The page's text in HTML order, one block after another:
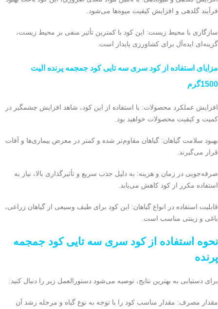
فرآیند گلدهی و افزایش کیفیت میوه‌ها می‌شود.
سازگاری با محیط زیست: این کود با کمترین تأثیر منفی بر محیط زیست،
گزینه‌ای ایده‌آل برای کشاورزی پایدار است.
مزایای استفاده از کود سری سه تایی کود جمجمه پرنده الیت
1500گرم
افزایش عملکرد محصولات: با استفاده از این کود، شاهد افزایش چشمگیر در
کمیت و کیفیت محصولات خواهید بود.
بهبود سلامت گیاهان: گیاهان مقاوم‌تر شده و کمتر در معرض بیماری‌ها و آفات
قرار می‌گیرند.
صرفه‌جویی در زمان و هزینه: به دلیل جذب سریع و تأثیرگذاری بالا، نیاز به
استفاده مکرر از کود کاهش می‌یابد.
قابلیت استفاده در انواع گیاهان: این کود برای طیف وسیعی از گیاهان زراعی،
باغی و زینتی مناسب است.
نحوه استفاده از کود سری سه تایی کود جمجمه
پرنده
برای دستیابی به بهترین نتایج، توصیه می‌شود دستورالعمل زیر را دنبال کنید:
مقدار مصرف: مقدار مناسب کود را با توجه به نوع گیاه و مرحله رشد آن